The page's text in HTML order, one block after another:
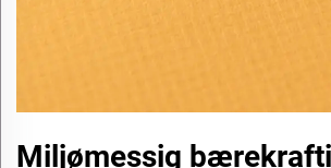
Miljømessig